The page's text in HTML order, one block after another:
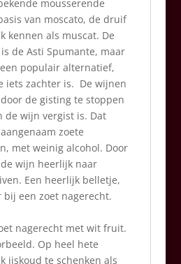
mousserende
van moscato, de druif
kennen als muscat. De
de Asti Spumante, maar
een populair alternatief,
iets zachter is. De wijnen
de gisting te stoppen
de wijn vergist is. Dat
zoete
met weinig alcohol. Door
wijn heerlijk naar
Een heerlijk belletje,
een zoet nagerecht.
nagerecht met wit fruit.
Op heel hete
ijskoud te schenken als